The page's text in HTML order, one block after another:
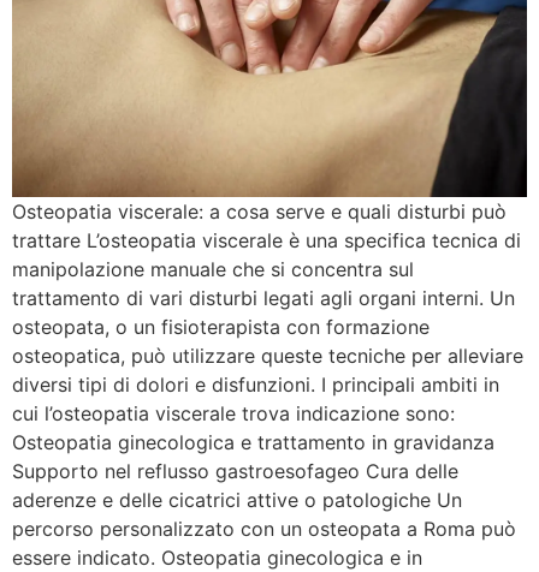
Osteopatia viscerale: a cosa serve e quali disturbi può
trattare L’osteopatia viscerale è una specifica tecnica di
manipolazione manuale che si concentra sul
trattamento di vari disturbi legati agli organi interni. Un
osteopata, o un fisioterapista con formazione
osteopatica, può utilizzare queste tecniche per alleviare
diversi tipi di dolori e disfunzioni. I principali ambiti in
cui l’osteopatia viscerale trova indicazione sono:
Osteopatia ginecologica e trattamento in gravidanza
Supporto nel reflusso gastroesofageo Cura delle
aderenze e delle cicatrici attive o patologiche Un
percorso personalizzato con un osteopata a Roma può
essere indicato. Osteopatia ginecologica e in